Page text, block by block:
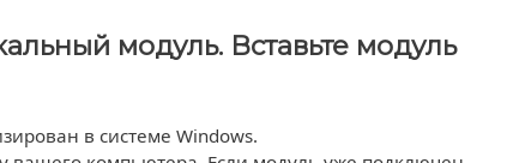
модуль. Вставьте модуль
в системе Windows.